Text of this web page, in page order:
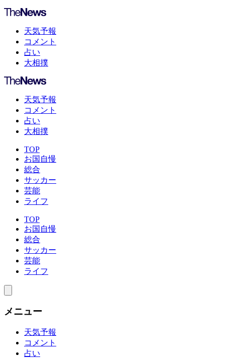
天気予報
コメント
占い
大相撲
天気予報
コメント
占い
大相撲
TOP
お国自慢
総合
サッカー
芸能
ライフ
TOP
お国自慢
総合
サッカー
芸能
ライフ
メニュー
天気予報
コメント
占い